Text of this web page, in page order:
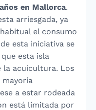
en Mallorca.
arriesgada, ya
el consumo
esta iniciativa se
esta isla
la acuicultura. Los
mayoría
a estar rodeada
está limitada por